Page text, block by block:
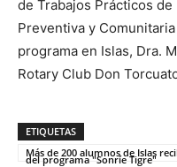
de Trabajos Prácticos
Preventiva y
programa en Islas, Dra.
Rotary Club Don
ETIQUETAS
Más de 200 alumnos de Islas
del programa "Sonríe Tigre"